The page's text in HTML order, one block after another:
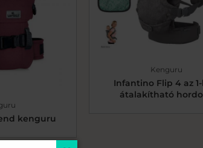
kenguru
Kenguru
Infantino Flip 4 az
átalakítható